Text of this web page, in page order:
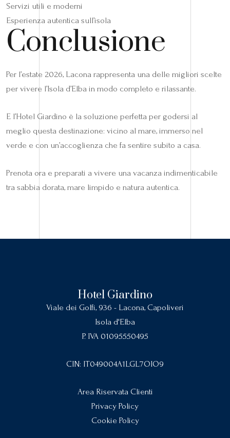
Servizi utili e moderni
Esperienza autentica sull’isola
Conclusione
Per l’estate 2026, Lacona rappresenta una delle migliori scelte
per vivere l’Isola d’Elba in modo completo e rilassante.
E l’Hotel Giardino è la soluzione perfetta per godersi al
meglio questa destinazione: vicino al mare, immerso nel
verde e con un’accoglienza che fa sentire subito a casa.
Prenota ora e preparati a vivere una vacanza indimenticabile
tra sabbia dorata, mare limpido e natura autentica.
Hotel Giardino
Viale dei Golfi, 936 - Lacona, Capoliveri
Isola d'Elba
P. IVA 01095550495
CIN: IT049004A1LGL7OIO9
Area Riservata Clienti
Privacy Policy
Cookie Policy